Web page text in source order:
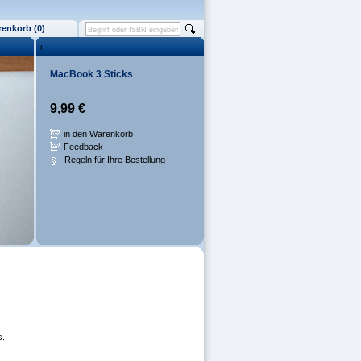
(0)
i
MacBook 3 Sticks
9,99 €
in den Warenkorb
Feedback
Regeln für Ihre Bestellung